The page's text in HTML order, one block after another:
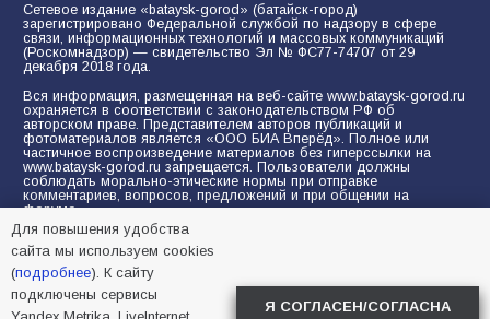
Сетевое издание «bataysk-gorod» (батайск-город)
зарегистрировано Федеральной службой по надзору в сфере
связи, информационных технологий и массовых коммуникаций
(Роскомнадзор) — свидетельство Эл № ФС77-74707 от 29
декабря 2018 года.
Вся информация, размещенная на веб-сайте www.bataysk-gorod.ru
охраняется в соответствии с законодательством РФ об
авторском праве. Представителем авторов публикаций и
фотоматериалов является «ООО БИА Вперёд». Полное или
частичное воспроизведение материалов без гиперссылки на
www.bataysk-gorod.ru запрещается. Пользователи должны
соблюдать морально-этические нормы при отправке
комментариев, вопросов, предложений и при общении на
форуме.
Политика конфиденциальности и защиты информации
Согласие на обработку персональных данных с помощью
сервисов Yandex.Metrika, LiveInternet, top.mail.ru
Для повышения удобства
сайта мы используем cookies
(подробнее). К сайту
подключены сервисы
Я СОГЛАСЕН/СОГЛАСНА